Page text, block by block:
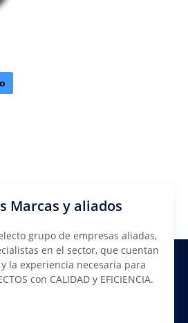
Marcas y aliados
grupo de empresas aliadas,
en el sector, que cuentan
la experiencia necesaria para
con CALIDAD y EFICIENCIA.